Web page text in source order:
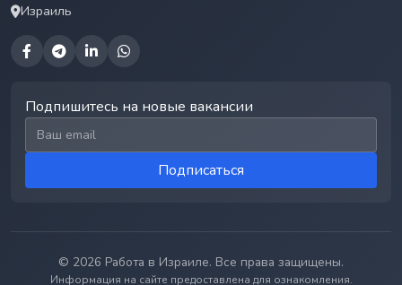
Израиль
Подпишитесь на новые вакансии
Email для подписки
Подписаться
© 2026 Работа в Израиле. Все права защищены.
Информация на сайте предоставлена для ознакомления.